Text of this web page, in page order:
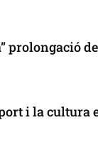
prolongació
i la cultura